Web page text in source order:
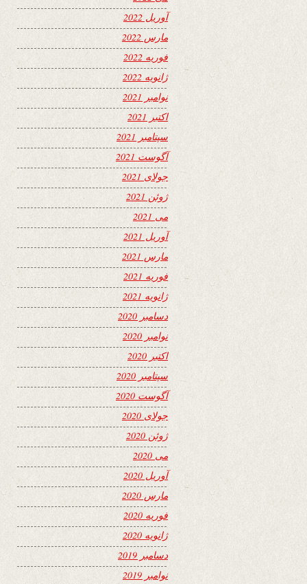
آوریل 2022
مارس 2022
فوریه 2022
ژانویه 2022
نوامبر 2021
اکتبر 2021
سپتامبر 2021
آگوست 2021
جولای 2021
ژوئن 2021
می 2021
آوریل 2021
مارس 2021
فوریه 2021
ژانویه 2021
دسامبر 2020
نوامبر 2020
اکتبر 2020
سپتامبر 2020
آگوست 2020
جولای 2020
ژوئن 2020
می 2020
آوریل 2020
مارس 2020
فوریه 2020
ژانویه 2020
دسامبر 2019
نوامبر 2019